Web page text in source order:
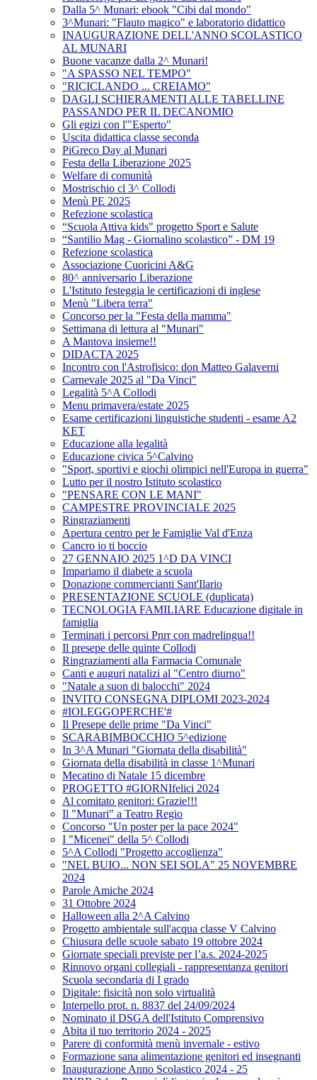
Dalla 5^ Munari: ebook "Cibi dal mondo"
3^Munari: "Flauto magico" e laboratorio didattico
INAUGURAZIONE DELL'ANNO SCOLASTICO
AL MUNARI
Buone vacanze dalla 2^ Munari!
"A SPASSO NEL TEMPO"
"RICICLANDO ... CREIAMO"
DAGLI SCHIERAMENTI ALLE TABELLINE
PASSANDO PER IL DECANOMIO
Gli egizi con l'"Esperto"
Uscita didattica classe seconda
PiGreco Day al Munari
Festa della Liberazione 2025
Welfare di comunità
Mostrischio cl 3^ Collodi
Menù PE 2025
Refezione scolastica
“Scuola Attiva kids" progetto Sport e Salute
“Santilio Mag - Giornalino scolastico” - DM 19
Refezione scolastica
Associazione Cuoricini A&G
80^ anniversario Liberazione
L'Istituto festeggia le certificazioni di inglese
Menù "Libera terra"
Concorso per la "Festa della mamma"
Settimana di lettura al "Munari"
A Mantova insieme!!
DIDACTA 2025
Incontro con l'Astrofisico: don Matteo Galaverni
Carnevale 2025 al "Da Vinci"
Legalità 5^A Collodi
Menu primavera/estate 2025
Esame certificazioni linguistiche studenti - esame A2
KET
Educazione alla legalità
Educazione civica 5^Calvino
"Sport, sportivi e giochi olimpici nell'Europa in guerra"
Lutto per il nostro Istituto scolastico
"PENSARE CON LE MANI"
CAMPESTRE PROVINCIALE 2025
Ringraziamenti
Apertura centro per le Famiglie Val d'Enza
Cancro io ti boccio
27 GENNAIO 2025 1^D DA VINCI
Impariamo il diabete a scuola
Donazione commercianti Sant'Ilario
PRESENTAZIONE SCUOLE (duplicata)
TECNOLOGIA FAMILIARE Educazione digitale in
famiglia
Terminati i percorsi Pnrr con madrelingua!!
Il presepe delle quinte Collodi
Ringraziamenti alla Farmacia Comunale
Canti e auguri natalizi al "Centro diurno"
"Natale a suon di balocchi" 2024
INVITO CONSEGNA DIPLOMI 2023-2024
#IOLEGGOPERCHE'#
Il Presepe delle prime "Da Vinci"
SCARABIMBOCCHIO 5^edizione
In 3^A Munari "Giornata della disabilità"
Giornata della disabilità in classe 1^Munari
Mecatino di Natale 15 dicembre
PROGETTO #GIORNIfelici 2024
Al comitato genitori: Grazie!!!
Il "Munari" a Teatro Regio
Concorso "Un poster per la pace 2024"
I "Micenei" della 5^ Collodi
5^A Collodi "Progetto accoglienza"
"NEL BUIO... NON SEI SOLA" 25 NOVEMBRE
2024
Parole Amiche 2024
31 Ottobre 2024
Halloween alla 2^A Calvino
Progetto ambientale sull'acqua classe V Calvino
Chiusura delle scuole sabato 19 ottobre 2024
Giornate speciali previste per l’a.s. 2024-2025
Rinnovo organi collegiali - rappresentanza genitori
Scuola secondaria di I grado
Digitale: fisicità non solo virtualità
Interpello prot. n. 8837 del 24/09/2024
Nominato il DSGA dell'Istituto Comprensivo
Abita il tuo territorio 2024 - 2025
Parere di conformità menù invernale - estivo
Formazione sana alimentazione genitori ed insegnanti
Inaugurazione Anno Scolastico 2024 - 25